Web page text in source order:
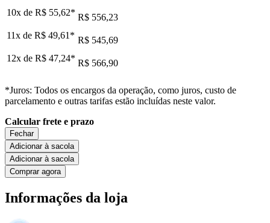
10x de R$ 55,62* R$ 556,23
11x de R$ 49,61 * R$ 545,69
12x de R$ 47,24* R$ 566,90
*Juros: Todos os encargos da operação, como juros, custo de
parcelamento e outras tarifas estão incluídas neste valor.
Calcular frete e prazo
Fechar
Adicionar à sacola
Adicionar à sacola
Comprar agora
Informações da loja